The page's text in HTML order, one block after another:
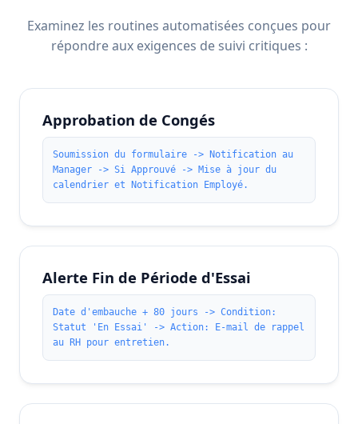
Examinez les routines automatisées conçues pour
répondre aux exigences de suivi critiques :
Approbation de Congés
Soumission du formulaire -> Notification au
Manager -> Si Approuvé -> Mise à jour du
calendrier et Notification Employé.
Alerte Fin de Période d'Essai
Date d'embauche + 80 jours -> Condition:
Statut 'En Essai' -> Action: E-mail de rappel
au RH pour entretien.